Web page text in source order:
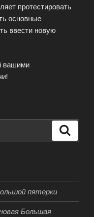
протестировать
основные
ввести новую
вашими
пятерки
Большая